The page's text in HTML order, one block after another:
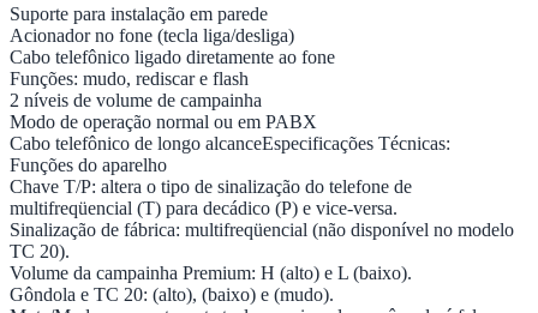
Suporte para instalação em parede
Acionador no fone (tecla liga/desliga)
Cabo telefônico ligado diretamente ao fone
Funções: mudo, rediscar e flash
2 níveis de volume de campainha
Modo de operação normal ou em PABX
Cabo telefônico de longo alcanceEspecificações Técnicas:
Funções do aparelho
Chave T/P: altera o tipo de sinalização do telefone de
multifreqüencial (T) para decádico (P) e vice-versa.
Sinalização de fábrica: multifreqüencial (não disponível no modelo
TC 20).
Volume da campainha Premium: H (alto) e L (baixo).
Gôndola e TC 20: (alto), (baixo) e (mudo).